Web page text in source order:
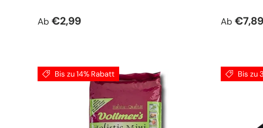
Normaler Preis
Ab €2,99 Ab €7,89
Bis zu 14% Rabatt Bis zu